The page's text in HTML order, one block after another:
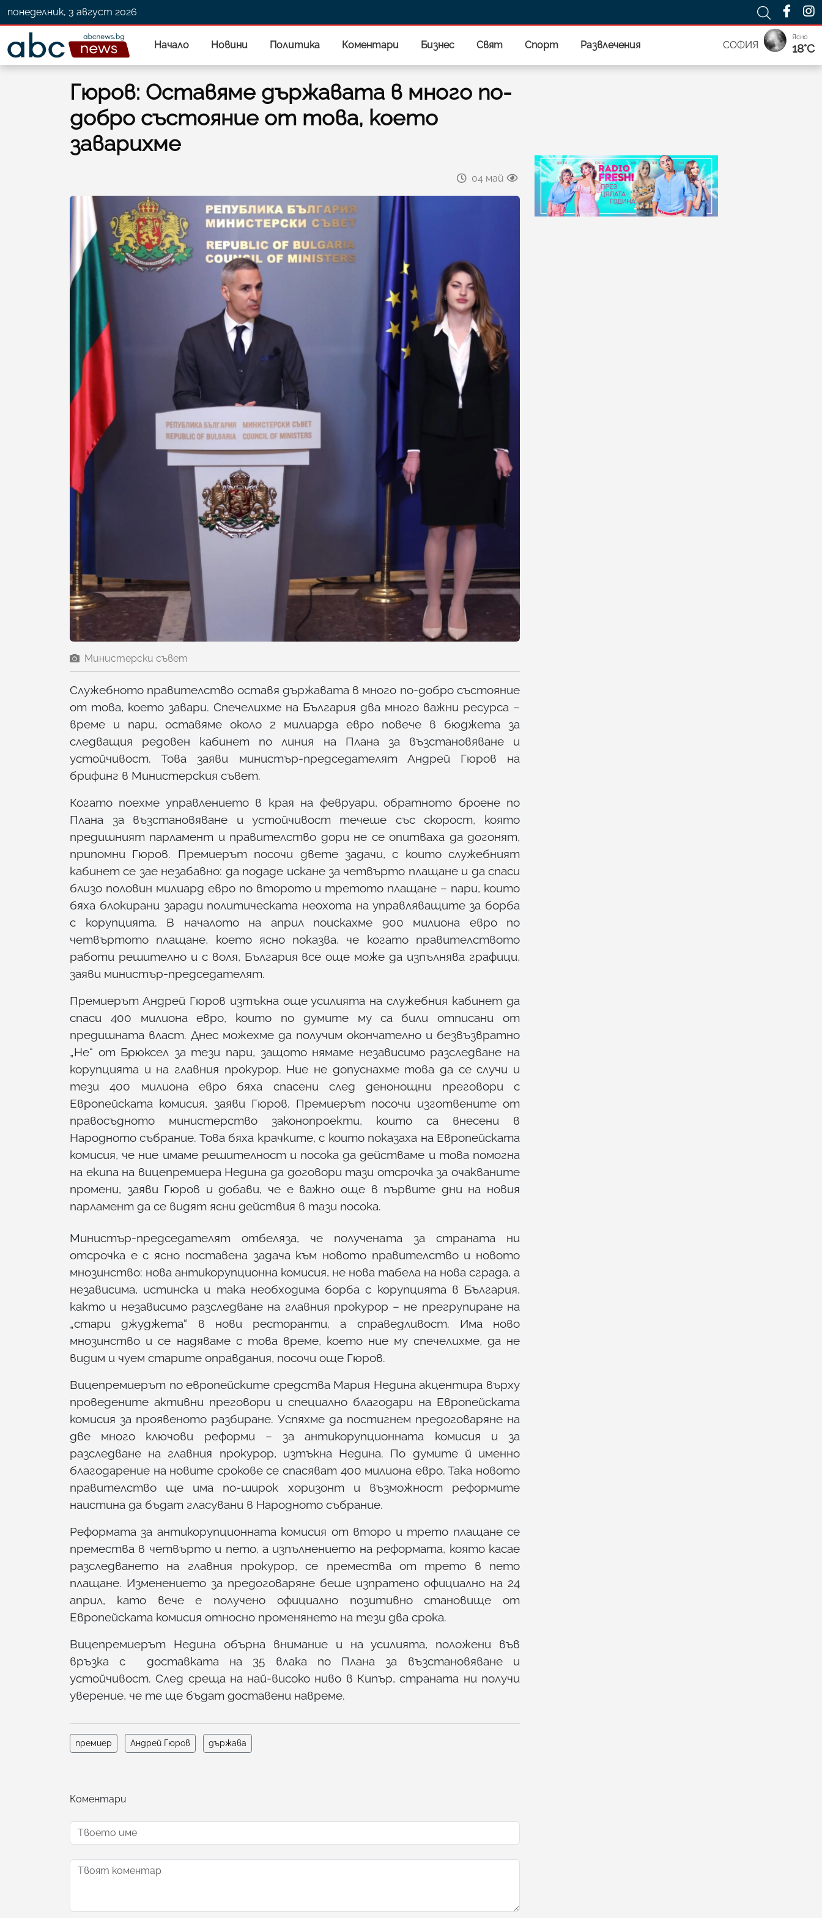
понеделник, 3 август 2026
Начало Новини Политика Коментари Бизнес Свят Спорт Развлечения СОФИЯ
Ясно
18°C
Гюров: Оставяме държавата в много по-
добро състояние от това, което
заварихме
04 май
Министерски съвет
Служебното правителство оставя държавата в много по-добро състояние
от това, което завари. Спечелихме на България два много важни ресурса –
време и пари, оставяме около 2 милиарда евро повече в бюджета за
следващия редовен кабинет по линия на Плана за възстановяване и
устойчивост. Това заяви министър-председателят Андрей Гюров на
брифинг в Министерския съвет.
Когато поехме управлението в края на февруари, обратното броене по
Плана за възстановяване и устойчивост течеше със скорост, която
предишният парламент и правителство дори не се опитваха да догонят,
припомни Гюров. Премиерът посочи двете задачи, с които служебният
кабинет се зае незабавно: да подаде искане за четвърто плащане и да спаси
близо половин милиард евро по второто и третото плащане – пари, които
бяха блокирани заради политическата неохота на управляващите за борба
с корупцията. В началото на април поискахме 900 милиона евро по
четвъртото плащане, което ясно показва, че когато правителството
работи решително и с воля, България все още може да изпълнява графици,
заяви министър-председателят.
Премиерът Андрей Гюров изтъкна още усилията на служебния кабинет да
спаси 400 милиона евро, които по думите му са били отписани от
предишната власт. Днес можехме да получим окончателно и безвъзвратно
„Не“ от Брюксел за тези пари, защото нямаме независимо разследване на
корупцията и на главния прокурор. Ние не допуснахме това да се случи и
тези 400 милиона евро бяха спасени след денонощни преговори с
Европейската комисия, заяви Гюров. Премиерът посочи изготвените от
правосъдното министерство законопроекти, които са внесени в
Народното събрание. Това бяха крачките, с които показаха на Европейската
комисия, че ние имаме решителност и посока да действаме и това помогна
на екипа на вицепремиера Недина да договори тази отсрочка за очакваните
промени, заяви Гюров и добави, че е важно още в първите дни на новия
парламент да се видят ясни действия в тази посока.
Министър-председателят отбеляза, че получената за страната ни
отсрочка е с ясно поставена задача към новото правителство и новото
мнозинство: нова антикорупционна комисия, не нова табела на нова сграда, а
независима, истинска и така необходима борба с корупцията в България,
както и независимо разследване на главния прокурор – не прегрупиране на
„стари джуджета“ в нови ресторанти, а справедливост. Има ново
мнозинство и се надяваме с това време, което ние му спечелихме, да не
видим и чуем старите оправдания, посочи още Гюров.
Вицепремиерът по европейските средства Мария Недина акцентира върху
проведените активни преговори и специално благодари на Европейската
комисия за проявеното разбиране. Успяхме да постигнем предоговаряне на
две много ключови реформи – за антикорупционната комисия и за
разследване на главния прокурор, изтъкна Недина. По думите й именно
благодарение на новите срокове се спасяват 400 милиона евро. Така новото
правителство ще има по-широк хоризонт и възможност реформите
наистина да бъдат гласувани в Народното събрание.
Реформата за антикорупционната комисия от второ и трето плащане се
премества в четвърто и пето, а изпълнението на реформата, която касае
разследването на главния прокурор, се премества от трето в пето
плащане. Изменението за предоговаряне беше изпратено официално на 24
април, като вече е получено официално позитивно становище от
Европейската комисия относно променянето на тези два срока.
Вицепремиерът Недина обърна внимание и на усилията, положени във
връзка с доставката на 35 влака по Плана за възстановяване и
устойчивост. След среща на най-високо ниво в Кипър, страната ни получи
уверение, че те ще бъдат доставени навреме.
премиер Андрей Гюров държава
Коментари